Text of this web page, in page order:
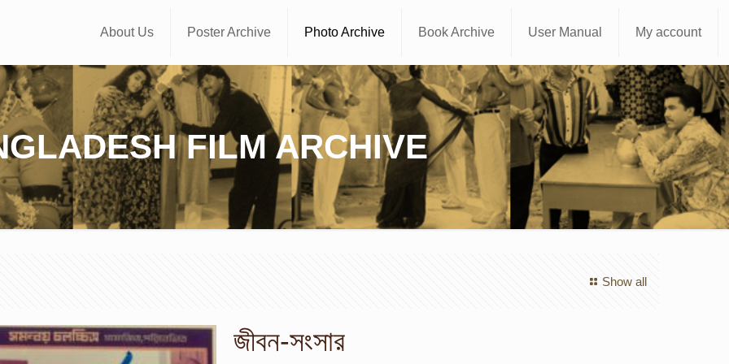
About Us Poster Archive Photo Archive Book Archive User Manual My account
FILM ARCHIVE
Show all
জীবন-সংসার